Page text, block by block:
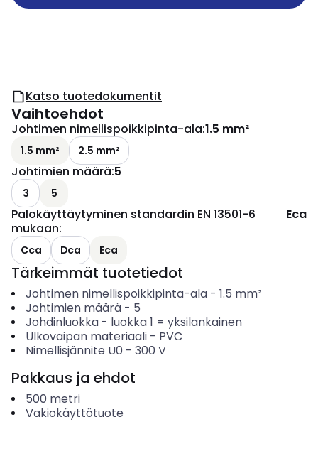
Katso tuotedokumentit
Vaihtoehdot
Johtimen nimellispoikkipinta-ala:1.5 mm²
1.5 mm² 2.5 mm²
Johtimien määrä:5
3 5
Palokäyttäytyminen standardin EN 13501-6
mukaan:
Eca
Cca Dca Eca
Tärkeimmät tuotetiedot
Johtimen nimellispoikkipinta-ala- 1.5 mm²
Johtimien määrä- 5
Johdinluokka- luokka 1 = yksilankainen
Ulkovaipan materiaali- PVC
Nimellisjännite U0 - 300 V
Pakkaus ja ehdot
500 metri
Vakiokäyttötuote